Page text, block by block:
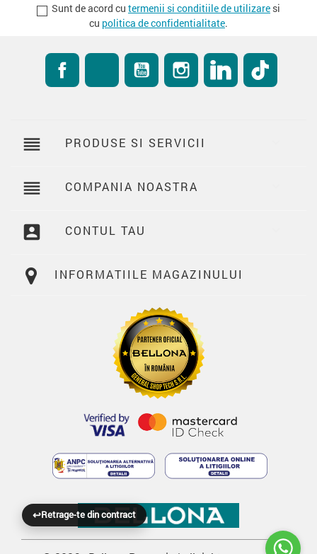
Sunt de acord cu termenii si conditiile de utilizare si
cu politica de confidentialitate.
FacebookRSS YouTube InstagramLinkedIn
reorder PRODUSE SI SERVICII
reorder COMPANIA NOASTRA
account_box CONTUL TAU
INFORMATIILE MAGAZINULUI
↩Retrage-te din contract